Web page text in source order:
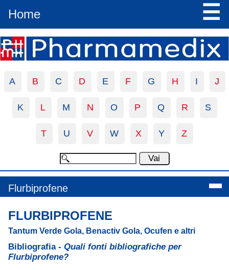
Home ☰
A B C D E F G H I J
K L M N O P Q R S
T U V W X Y Z
Flurbiprofene
FLURBIPROFENE
Tantum Verde Gola, Benactiv Gola, Ocufen e altri
Bibliografia - Quali fonti bibliografiche per
Flurbiprofene?